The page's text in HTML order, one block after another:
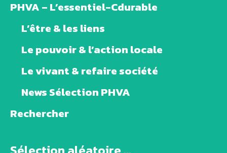
PHVA – L’essentiel-Cdurable
L’être & les liens
Le pouvoir & l’action locale
Le vivant & refaire société
News Sélection PHVA
Rechercher